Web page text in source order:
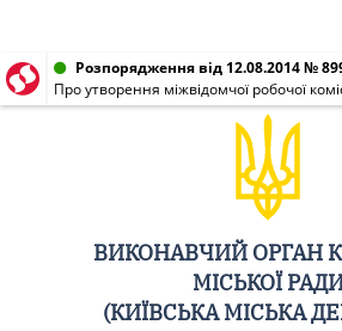
Розпорядження від 12.08.2014 №
ВИКОНАВЧИЙ ОРГАН
МІСЬКОЇ
(КИЇВСЬКА МІСЬКА